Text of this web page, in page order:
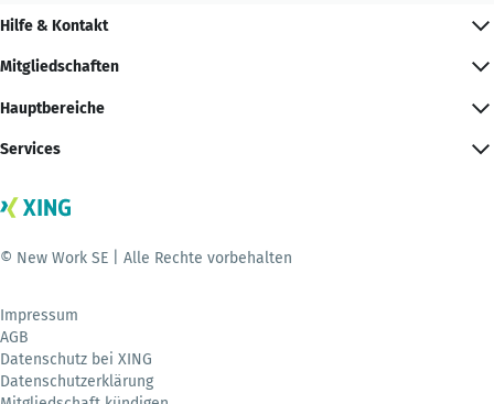
Hilfe & Kontakt
Mitgliedschaften
Hauptbereiche
Services
© New Work SE | Alle Rechte vorbehalten
Impressum
AGB
Datenschutz bei XING
Datenschutzerklärung